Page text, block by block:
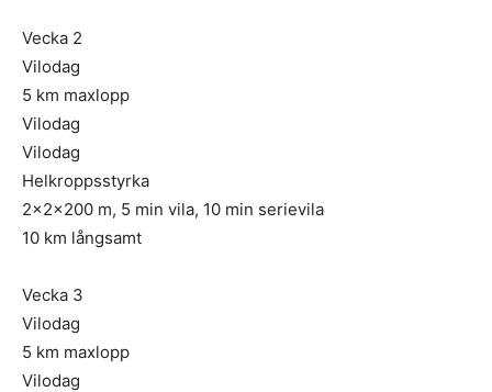
Vecka 2
Vilodag
5 km maxlopp
Vilodag
Vilodag
Helkroppsstyrka
2x2x200 m, 5 min vila, 10 min serievila
10 km långsamt
Vecka 3
Vilodag
5 km maxlopp
Vilodag